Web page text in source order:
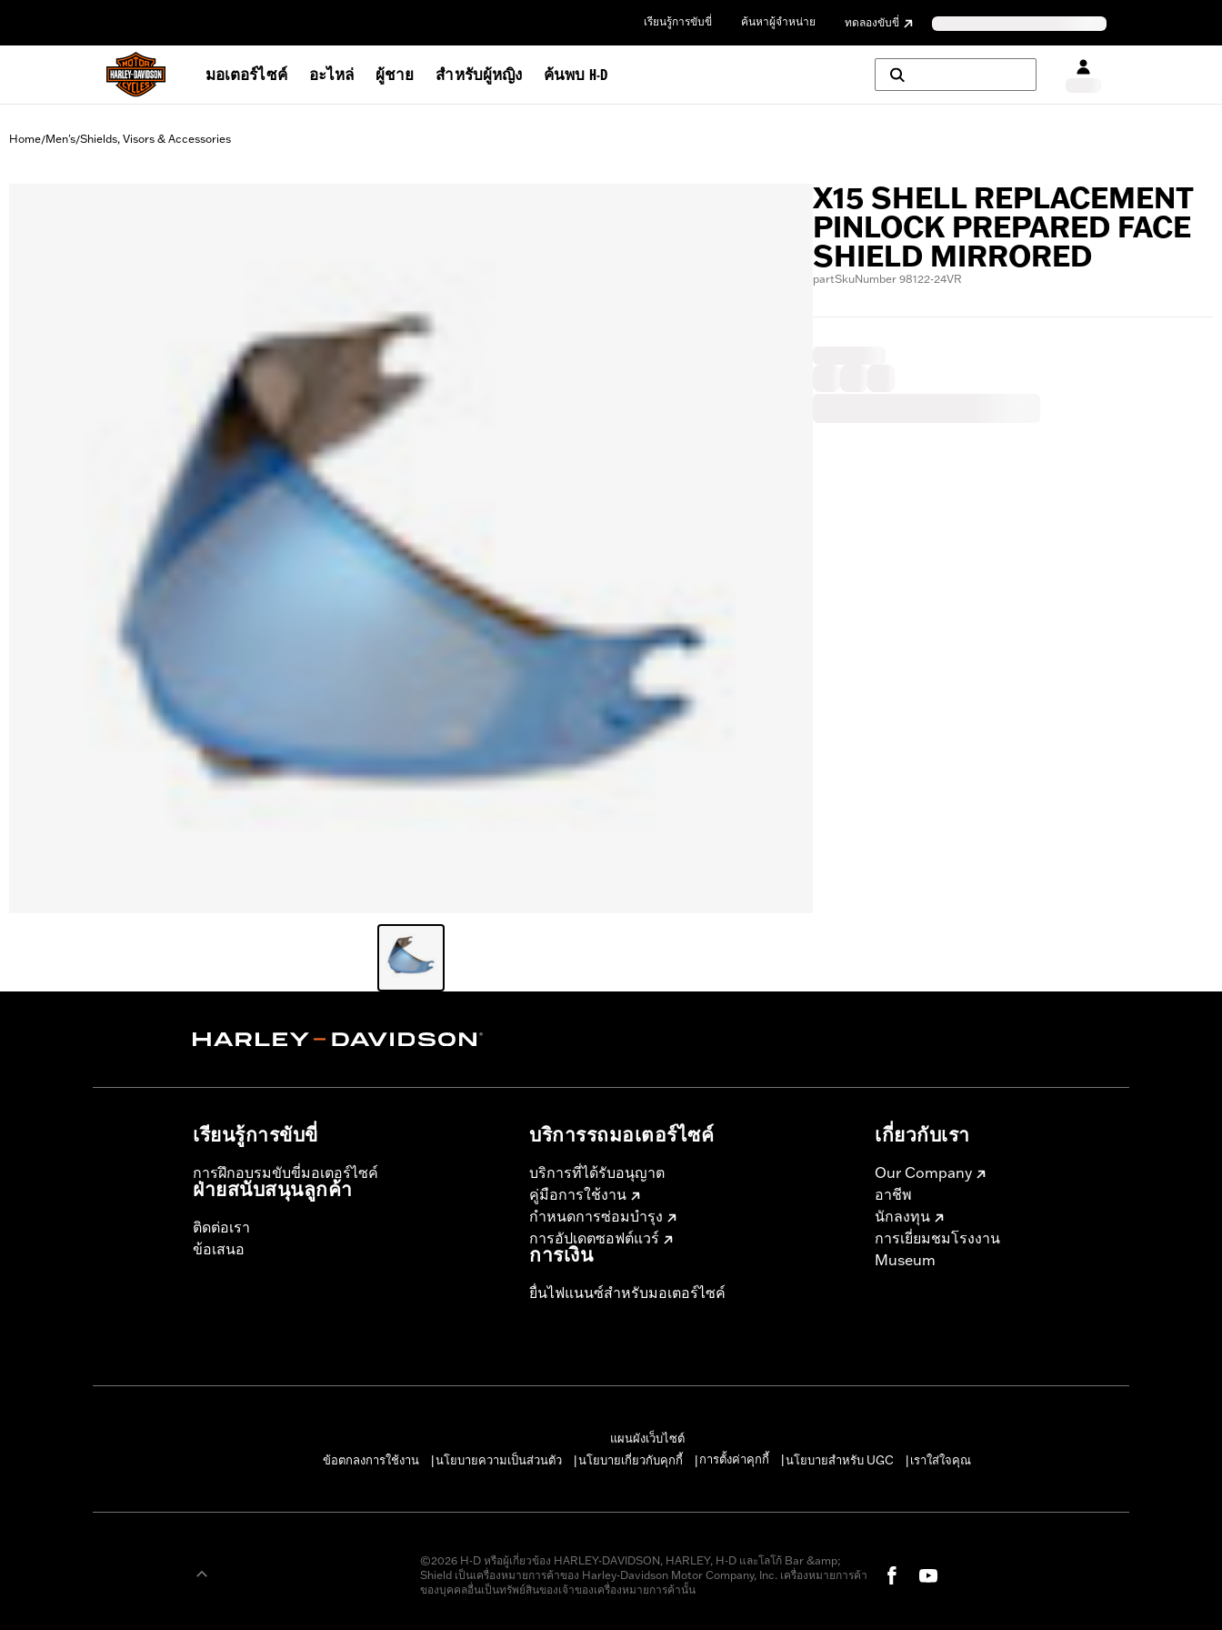
เรียนรู้การขับขี่ ค้นหาผู้จำหน่าย ทดลองขับขี่
มอเตอร์ไซค์ อะไหล่ ผู้ชาย สำหรับผู้หญิง ค้นพบ H-D
Home/Men's/Shields, Visors & Accessories
X15 SHELL REPLACEMENT
PINLOCK PREPARED FACE
SHIELD MIRRORED
partSkuNumber 98122-24VR
เรียนรู้การขับขี่
การฝึกอบรมขับขี่มอเตอร์ไซค์
ฝ่ายสนับสนุนลูกค้า
ติดต่อเรา
ข้อเสนอ
บริการรถมอเตอร์ไซค์​
บริการที่ได้รับอนุญาต
คู่มือการใช้งาน
กำหนดการซ่อมบำรุง
การอัปเดตซอฟต์แวร์
การเงิน
ยื่นไฟแนนซ์สำหรับมอเตอร์ไซค์
เกี่ยวกับเรา
Our Company
อาชีพ
นักลงทุน
การเยี่ยมชมโรงงาน
Museum
แผนผังเว็บไซต์
ข้อตกลงการใช้งาน
นโยบายความเป็นส่วนตัว นโยบายเกี่ยวกับคุกกี้ การตั้งค่าคุกกี้ นโยบายสำหรับ UGC เราใส่ใจคุณ
©2026 H-D หรือผู้เกี่ยวข้อง HARLEY-DAVIDSON, HARLEY, H-D และโลโก้ Bar &amp;
Shield เป็นเครื่องหมายการค้าของ Harley-Davidson Motor Company, Inc. เครื่องหมายการค้า
ของบุคคลอื่นเป็นทรัพย์สินของเจ้าของเครื่องหมายการค้านั้น